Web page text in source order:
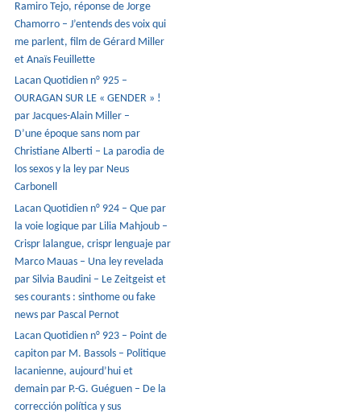
Ramiro Tejo, réponse de Jorge
Chamorro – J’entends des voix qui
me parlent, film de Gérard Miller
et Anaïs Feuillette
Lacan Quotidien n° 925 –
OURAGAN SUR LE « GENDER » !
par Jacques-Alain Miller –
D’une époque sans nom par
Christiane Alberti – La parodia de
los sexos y la ley par Neus
Carbonell
Lacan Quotidien n° 924 – Que par
la voie logique par Lilia Mahjoub –
Crispr lalangue, crispr lenguaje par
Marco Mauas – Una ley revelada
par Silvia Baudini – Le Zeitgeist et
ses courants : sinthome ou fake
news par Pascal Pernot
Lacan Quotidien n° 923 – Point de
capiton par M. Bassols – Politique
lacanienne, aujourd’hui et
demain par P.-G. Guéguen – De la
corrección política y sus